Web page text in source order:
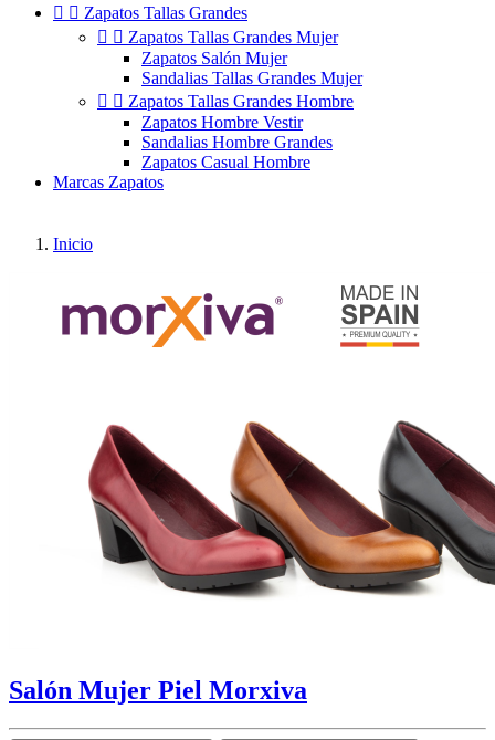
  Zapatos Tallas Grandes
  Zapatos Tallas Grandes Mujer
Zapatos Salón Mujer
Sandalias Tallas Grandes Mujer
  Zapatos Tallas Grandes Hombre
Zapatos Hombre Vestir
Sandalias Hombre Grandes
Zapatos Casual Hombre
Marcas Zapatos
Inicio
Salón Mujer Piel Morxiva